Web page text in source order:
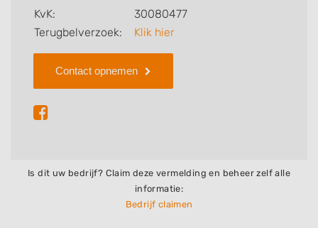
hoveniers en bedrijven inCothen
KvK:
30080477
Terugbelverzoek:
Klik hier
Contact opnemen
Is dit uw bedrijf? Claim deze vermelding en beheer zelf alle
informatie:
Bedrijf claimen